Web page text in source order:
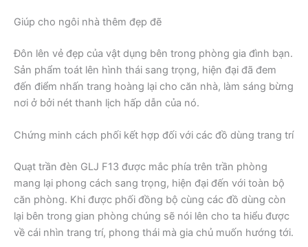
Giúp cho ngôi nhà thêm đẹp đẽ
Đôn lên vẻ đẹp của vật dụng bên trong phòng gia đình bạn.
Sản phẩm toát lên hình thái sang trọng, hiện đại đã đem
đến điểm nhấn trang hoàng lại cho căn nhà, làm sáng bừng
nơi ở bởi nét thanh lịch hấp dẫn của nó.
Chứng minh cách phối kết hợp đối với các đồ dùng trang trí
Quạt trần đèn GLJ F13 được mắc phía trên trần phòng
mang lại phong cách sang trọng, hiện đại đến với toàn bộ
căn phòng. Khi được phối đồng bộ cùng các đồ dùng còn
lại bên trong gian phòng chúng sẽ nói lên cho ta hiểu được
về cái nhìn trang trí, phong thái mà gia chủ muốn hướng tới.